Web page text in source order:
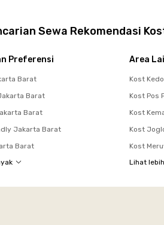
Sewa Rekomendasi
Preferensi
Barat
Barat
Barat
Jakarta Barat
Barat
Area
Kost
Kost Pos
Kost
Kost
Kost
Lihat